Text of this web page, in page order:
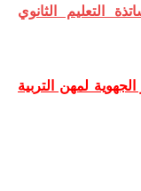
التعليم الثانوي
لمهن التربية